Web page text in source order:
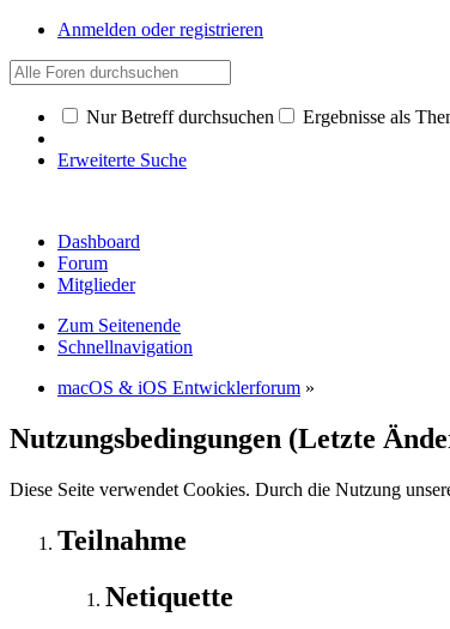
Anmelden oder registrieren
Nur Betreff durchsuchen Ergebnisse als
Erweiterte Suche
Dashboard
Forum
Mitglieder
Zum Seitenende
Schnellnavigation
macOS & iOS Entwicklerforum »
Nutzungsbedingungen (Letzte
Diese Seite verwendet Cookies. Durch die Nutzung
Teilnahme
Netiquette